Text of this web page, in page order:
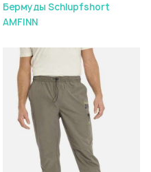
Бермуды Schlupfshort
AMFINN